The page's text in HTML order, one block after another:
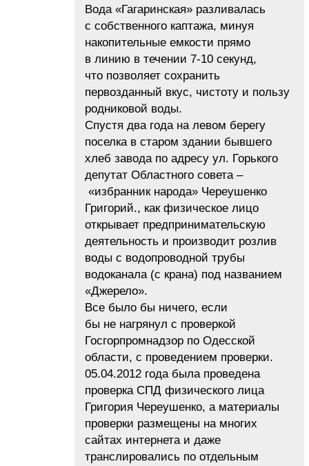
Вода «Гагаринская» разливалась
с собственного каптажа, минуя
накопительные емкости прямо
в линию в течении 7-10 секунд,
что позволяет сохранить
первозданный вкус, чистоту и пользу
родниковой воды.
Спустя два года на левом берегу
поселка в старом здании бывшего
хлеб завода по адресу ул. Горького
депутат Областного совета –
«избранник народа» Череушенко
Григорий., как физическое лицо
открывает предпринимательскую
деятельность и производит розлив
воды с водопроводной трубы
водоканала (с крана) под названием
«Джерело».
Все было бы ничего, если
бы не нагрянул с проверкой
Госгорпромнадзор по Одесской
области, с проведением проверки.
05.04.2012 года была проведена
проверка СПД физического лица
Григория Череушенко, а материалы
проверки размещены на многих
сайтах интернета и даже
транслировались по отдельным